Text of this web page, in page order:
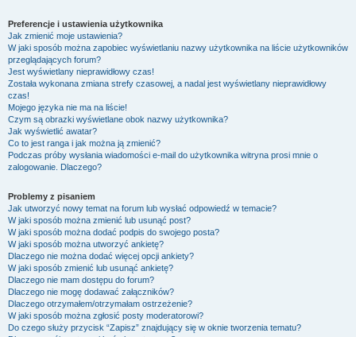
Preferencje i ustawienia użytkownika
Jak zmienić moje ustawienia?
W jaki sposób można zapobiec wyświetlaniu nazwy użytkownika na liście użytkowników
przeglądających forum?
Jest wyświetlany nieprawidłowy czas!
Została wykonana zmiana strefy czasowej, a nadal jest wyświetlany nieprawidłowy
czas!
Mojego języka nie ma na liście!
Czym są obrazki wyświetlane obok nazwy użytkownika?
Jak wyświetlić awatar?
Co to jest ranga i jak można ją zmienić?
Podczas próby wysłania wiadomości e-mail do użytkownika witryna prosi mnie o
zalogowanie. Dlaczego?
Problemy z pisaniem
Jak utworzyć nowy temat na forum lub wysłać odpowiedź w temacie?
W jaki sposób można zmienić lub usunąć post?
W jaki sposób można dodać podpis do swojego posta?
W jaki sposób można utworzyć ankietę?
Dlaczego nie można dodać więcej opcji ankiety?
W jaki sposób zmienić lub usunąć ankietę?
Dlaczego nie mam dostępu do forum?
Dlaczego nie mogę dodawać załączników?
Dlaczego otrzymałem/otrzymałam ostrzeżenie?
W jaki sposób można zgłosić posty moderatorowi?
Do czego służy przycisk “Zapisz” znajdujący się w oknie tworzenia tematu?